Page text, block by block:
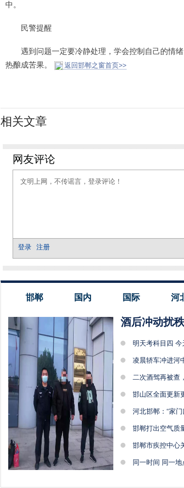
中。
民警提醒
遇到问题一定要冷静处理，学会控制自己的情绪
热酿成苦果。
返回邯郸之窗首页>>
相关文章
邯郸 国内 国际 河
酒后冲动扰
明天考科目四 今
凌晨轿车冲进河
二次酒驾再被查
邯山区全面更新
河北邯郸：“家
邯郸打出空气质
邯郸市疾控中心
同一时间 同一地